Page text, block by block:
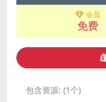
会员
免费
包含资源: (1个)